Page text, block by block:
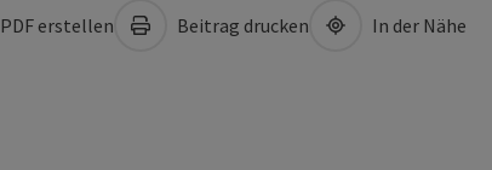
PDF erstellen Beitrag drucken In der Nähe